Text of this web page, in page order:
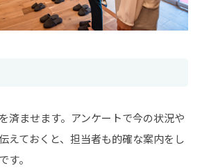
済ませます。アンケートで今の状況や
えておくと、担当者も的確な案内をし
す。